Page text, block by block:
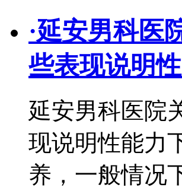
·延安男科医
些表现说明
延安男科医院
现说明性能力
养，一般情况